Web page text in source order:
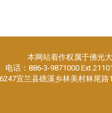
本网站着作权属于佛光
电话：886-3-9871000
宜兰县礁溪乡林美村林尾路